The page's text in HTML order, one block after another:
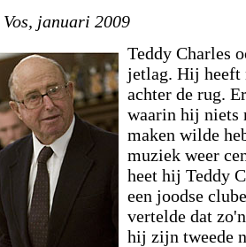
januari 2009
Teddy Charles
jetlag. Hij heeft
achter de rug.
waarin hij niets
maken wilde
muziek weer
heet hij Teddy
een joodse
vertelde dat
hij zijn tweede